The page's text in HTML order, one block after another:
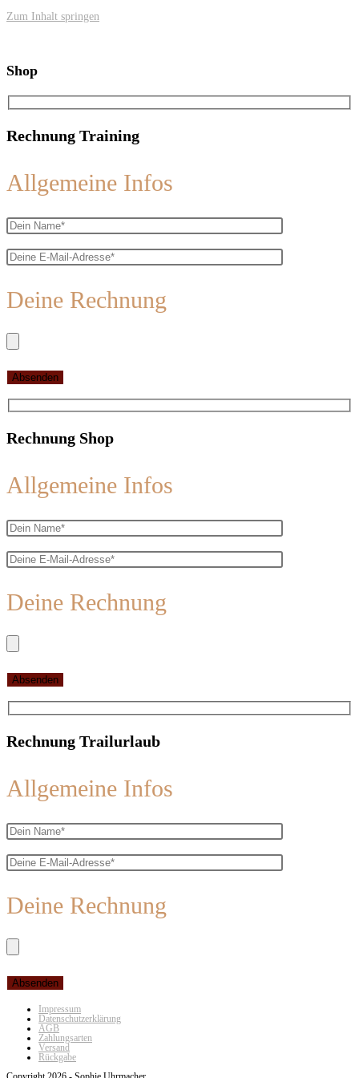
Zum Inhalt springen
Shop
Rechnung Training
Allgemeine Infos
Deine Rechnung
Rechnung Shop
Allgemeine Infos
Deine Rechnung
Rechnung Trailurlaub
Allgemeine Infos
Deine Rechnung
Impressum
Datenschutzerklärung
AGB
Zahlungsarten
Versand
Rückgabe